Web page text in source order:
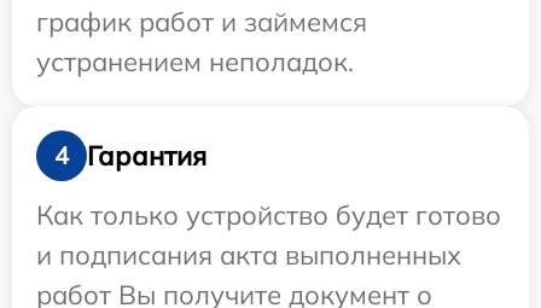
график работ и займемся
устранением неполадок.
4
Гарантия
Как только устройство будет готово
и подписания акта выполненных
работ Вы получите документ о